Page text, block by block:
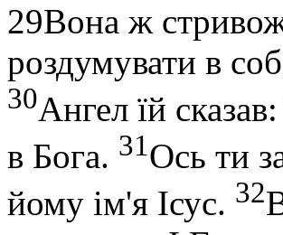
29Вона ж
роздумувати в
30Ангел їй
в Бога. 31Ось ти
йому ім'я Ісус. 32